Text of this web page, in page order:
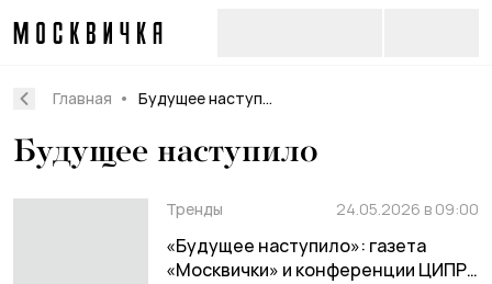
Главная Будущее наступило
Будущее наступило
Тренды 24.05.2026 в 09:00
«Будущее наступило»: газета
«Москвички» и конференции ЦИПР